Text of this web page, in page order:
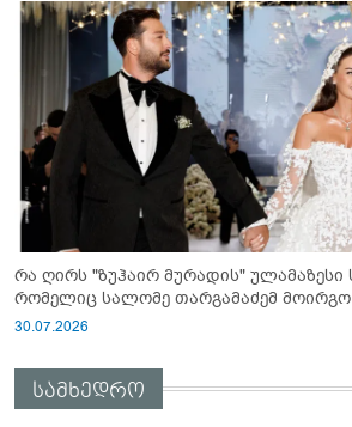
რა ღირს "ზუჰაირ მურადის" ულამაზესი საქორწინო კაბა,
რომელიც სალომე თარგამაძემ მოირგო
30.07.2026
სამხედრო